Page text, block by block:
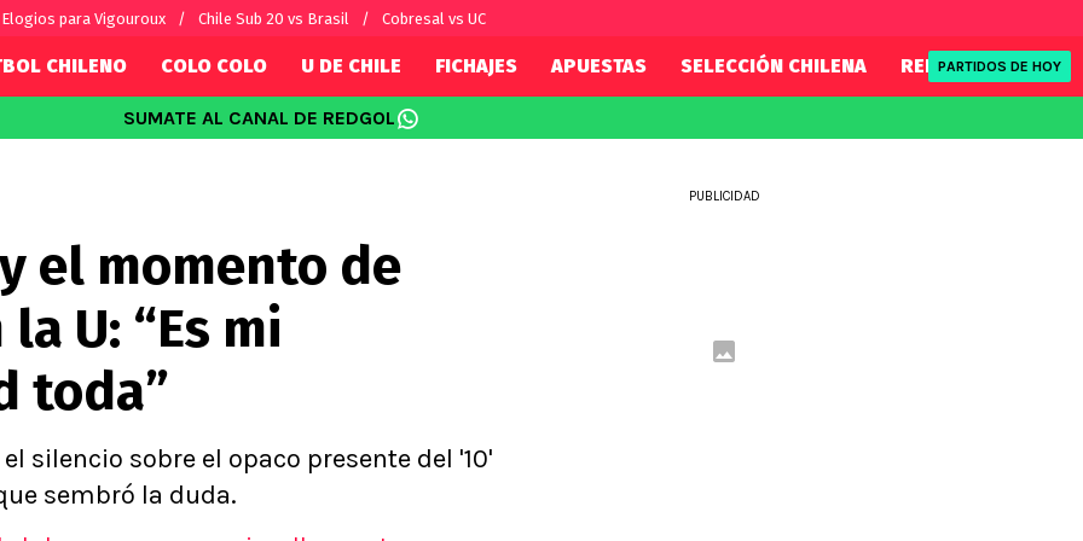
Elogios para Vigouroux Chile Sub 20 vs Brasil Cobresal vs UC
por el mundo
Fútbol Argentino
Fútbol Brasileño
CHILENO COLO COLO U DE CHILE FICHAJES APUESTAS SELECCIÓN CHILENA REDSPORT
PARTIDOS DE HOY
SUMATE AL CANAL DE REDGOL
el momento de
U: “Es mi
toda”
silencio sobre el opaco presente del '10'
sembró la duda.
PUBLICIDAD